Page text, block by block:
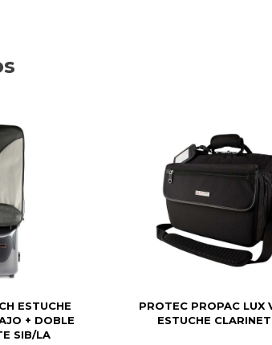
ESTUCHE
+ DOBLE
SIB/LA
PROTEC PROPAC LUX
ESTUCHE